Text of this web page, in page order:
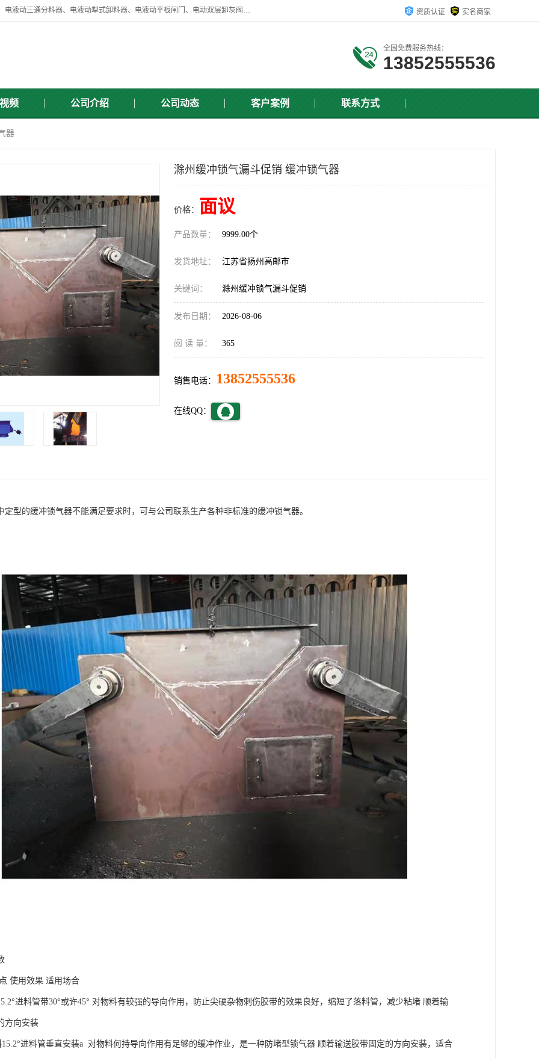
扬州中悦机械有限公司目前主要产品有：全自动液压纠偏器、液压拉紧、电液动三通分料器、电液动犁式卸料器、电液动平板闸门、电动双层卸灰阀、标准件、紧固件、液压泵站、新型电液推杆、皮带全自动液压调正器等，以及除尘通风类百余种产品系列。产品广泛适用于矿山、电力、煤矿、冶金、交通、化工、水利等行业。 资质认证 实名商家
全国免费服务热线：
13852555536
频 公司介绍 公司动态 客户案例 联系方式
器
滁州缓冲锁气漏斗促销 缓冲锁气器
价格： 面议
产品数量： 9999.00个
发货地址： 江苏省扬州高邮市
关键词： 滁州缓冲锁气漏斗促销
发布日期： 2026-08-06
阅 读 量： 365
销售电话： 13852555536
在线QQ：
定型的缓冲锁气器不能满足要求时，可与公司联系生产各种非标准的缓冲锁气器。
使用效果 适用场合
进料管带30°或许45° 对物料有较强的导向作用，防止尖硬杂物刺伤胶带的效果良好，缩短了落料管，减少粘堵 顺着输
方向安装
进料管垂直安装a 对物料何持导向作用有足够的缓冲作业，是一种防堵型锁气器 顺着输送胶带固定的方向安装，适合